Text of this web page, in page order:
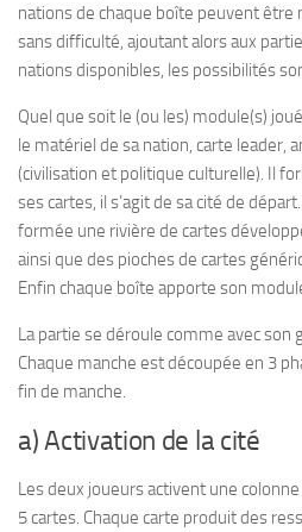
nations de chaque boîte peuvent être
sans difficulté, ajoutant alors aux
nations disponibles, les possibilités
Quel que soit le (ou les) module(s)
le matériel de sa nation, carte leader,
(civilisation et politique culturelle). Il
ses cartes, il s’agit de sa cité de
formée une rivière de cartes
ainsi que des pioches de cartes
Enfin chaque boîte apporte son
La partie se déroule comme avec son
Chaque manche est découpée en 3
fin de manche.
a) Activation de la cité
Les deux joueurs activent une
5 cartes. Chaque carte produit des